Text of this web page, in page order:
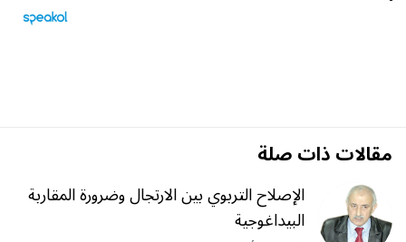
مقالات ذات صلة
الإصلاح التربوي بين الارتجال وضرورة المقاربة
البيداغوجية